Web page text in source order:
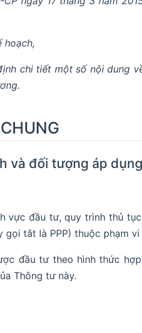
hoạch,
chi tiết một số nội dung
và đối tượng áp dụng
vực đầu tư, quy trình thủ
tắt là PPP) thuộc phạm
đầu tư theo hình thức
Thông tư này.